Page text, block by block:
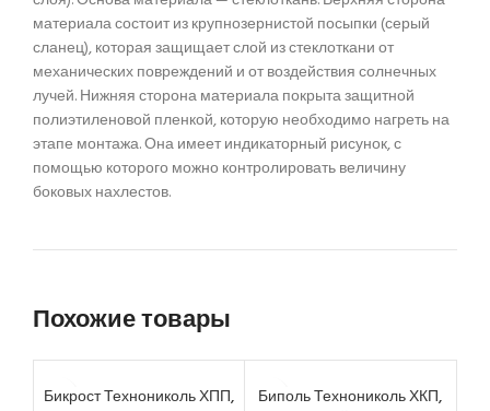
материала состоит из крупнозернистой посыпки (серый
сланец), которая защищает слой из стеклоткани от
механических повреждений и от воздействия солнечных
лучей. Нижняя сторона материала покрыта защитной
полиэтиленовой пленкой, которую необходимо нагреть на
этапе монтажа. Она имеет индикаторный рисунок, с
помощью которого можно контролировать величину
боковых нахлестов.
Похожие товары
Бикрост Технониколь ХПП,
Биполь Технониколь ХКП,